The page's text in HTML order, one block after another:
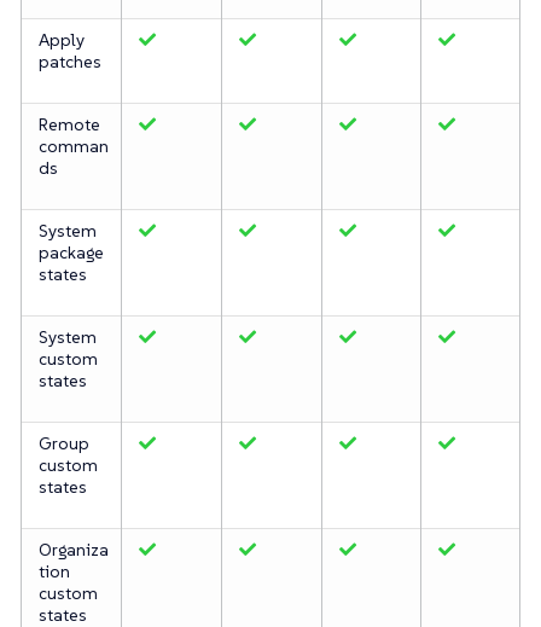
Apply
patches
Remote
comman
ds
System
package
states
System
custom
states
Group
custom
states
Organiza
tion
custom
states